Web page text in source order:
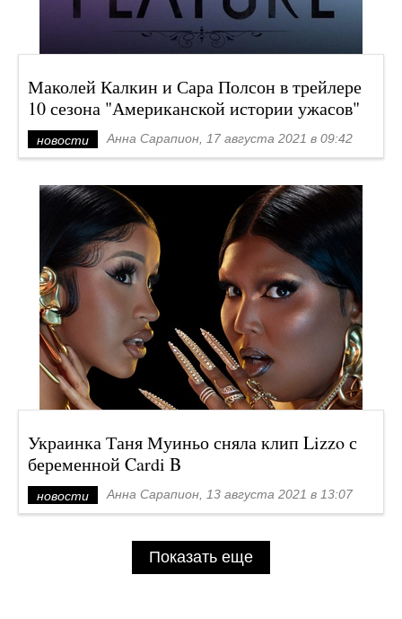
Маколей Калкин и Сара Полсон в трейлере
10 сезона "Американской истории ужасов"
новости Анна Сарапион, 17 августа 2021 в 09:42
Украинка Таня Муиньо сняла клип Lizzo с
беременной Cardi B
новости Анна Сарапион, 13 августа 2021 в 13:07
Показать еще